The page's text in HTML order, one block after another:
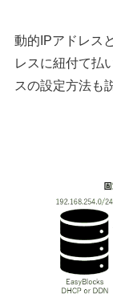
動的IPアドレス
レスに紐付て払
スの設定方法も